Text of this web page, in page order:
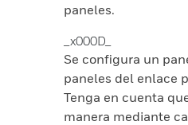
paneles.
_x000D_
Se configura un
paneles del enlace
Tenga en cuenta
manera mediante